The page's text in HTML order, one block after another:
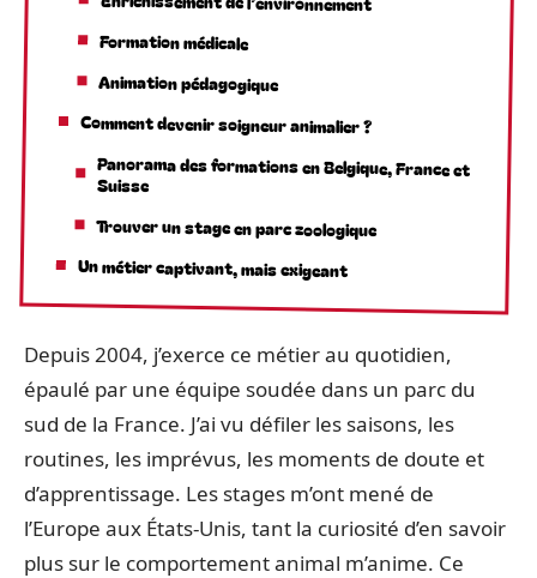
Formation médicale
Animation pédagogique
Comment devenir soigneur animalier ?
Panorama des formations en Belgique, France et
Suisse
Trouver un stage en parc zoologique
Un métier captivant, mais exigeant
Depuis 2004, j’exerce ce métier au quotidien,
épaulé par une équipe soudée dans un parc du
sud de la France. J’ai vu défiler les saisons, les
routines, les imprévus, les moments de doute et
d’apprentissage. Les stages m’ont mené de
l’Europe aux États-Unis, tant la curiosité d’en savoir
plus sur le comportement animal m’anime. Ce